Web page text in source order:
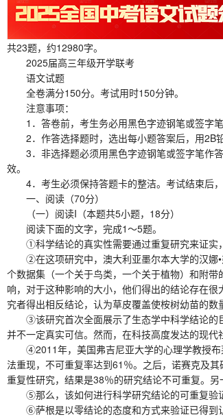
共23题，约12980字。
2025届高三年级开学联考
语文试题
全卷满分150分。考试用时150分钟。
注意事项：
1．答卷前，考生务必用黑色字迹钢笔或签字笔
2．作答选择题时，选出每小题答案后，用2B铅
3．非选择题必须用黑色字迹钢笔或签字笔作答
效。
4．考生必须保持答题卡的整洁。考试结束后，
一、阅读（70分）
（一）阅读I（本题共5小题，18分）
阅读下面的文字，完成1～5题。
①科学结论的真实性需要通过重复研究来证实，
②在这项研究中，澳大利亚墨尔本大学的汉娜•
个数据集（一个关于鸟类，一个关于植物）和附
响，对于这种影响的大小，他们得出的结论存在
究者得出相反结论，认为草皮覆盖使桉树幼苗的数
③该研究首次全面展示了生态学中科学结论的巨
并不一定真实可信。然而，在科技高度发达的现
④2011年，美国弗吉尼亚大学的心理学教授布
法重现，不可重复率达到61％。之后，诺赛克及
重复性研究，结果是38％的研究结论不可重复。
⑤那么，该如何进行科学研究结论的可重复验证
⑥萨根是以零结论的态度和方式来验证已得到